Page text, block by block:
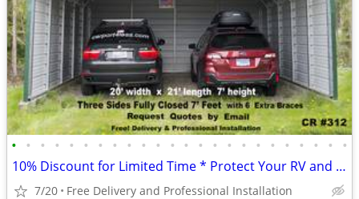
• • • • • • • • • • • • • • • • • • • • • • • •
10% Discount for Limited Time * Protect Your RV and Boat *
7/20 Free Delivery and Professional Installation